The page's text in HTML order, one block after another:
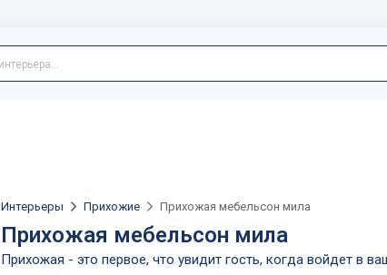
Интерьеры Прихожие Прихожая мебельсон мила
Прихожая мебельсон мила
Прихожая - это первое, что увидит гость, когда войдет в